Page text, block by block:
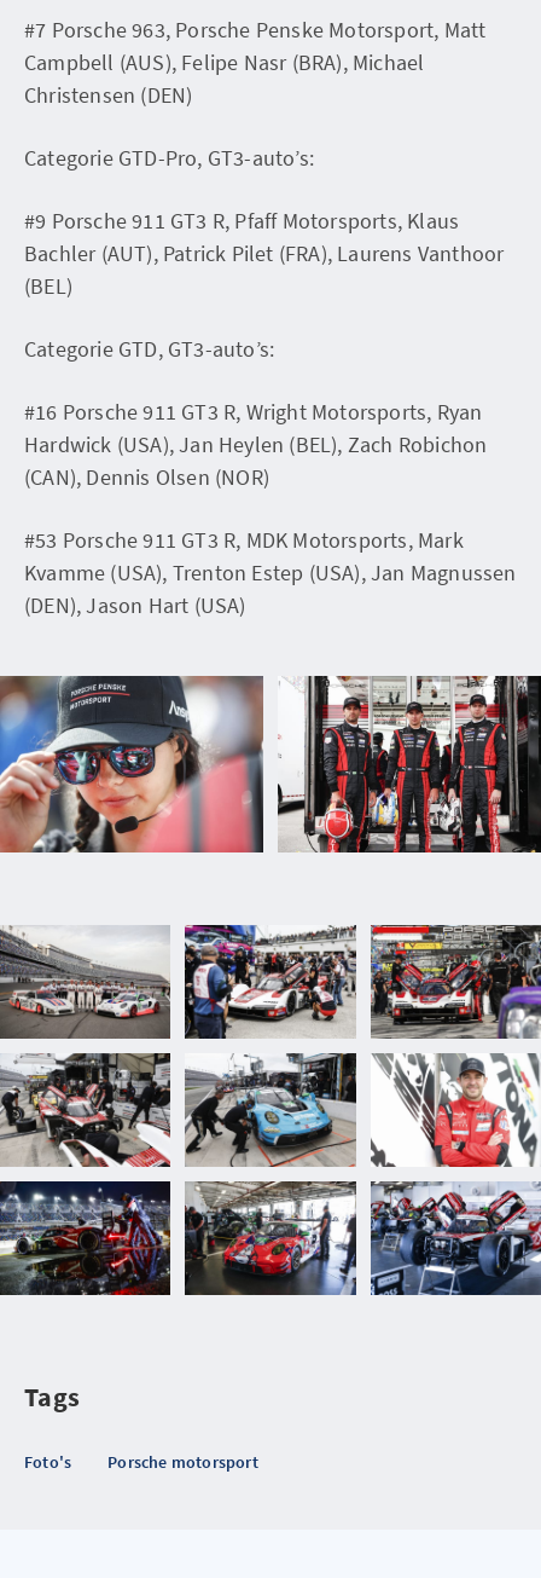
#7 Porsche 963, Porsche Penske Motorsport, Matt
Campbell (AUS), Felipe Nasr (BRA), Michael
Christensen (DEN)
Categorie GTD-Pro, GT3-auto’s:
#9 Porsche 911 GT3 R, Pfaff Motorsports, Klaus
Bachler (AUT), Patrick Pilet (FRA), Laurens Vanthoor
(BEL)
Categorie GTD, GT3-auto’s:
#16 Porsche 911 GT3 R, Wright Motorsports, Ryan
Hardwick (USA), Jan Heylen (BEL), Zach Robichon
(CAN), Dennis Olsen (NOR)
#53 Porsche 911 GT3 R, MDK Motorsports, Mark
Kvamme (USA), Trenton Estep (USA), Jan Magnussen
(DEN), Jason Hart (USA)
Tags
Foto's Porsche motorsport